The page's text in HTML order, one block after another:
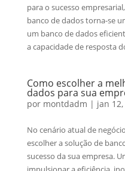
para o sucesso
banco de dados torna-se
um banco de dados
a capacidade de resposta
Como escolher a
dados para sua
por montdadm | jan
No cenário atual de
escolher a solução de
sucesso da sua empresa.